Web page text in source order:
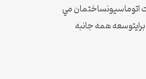
اتوماسيونساختمان مي
همه جانبه